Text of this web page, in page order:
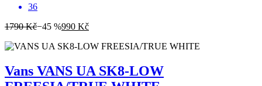
36
1790 Kč−45 %990 Kč
Vans VANS UA SK8-LOW